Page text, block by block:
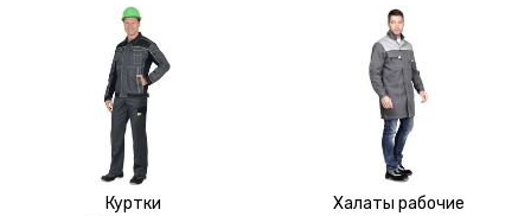
Куртки Халаты рабочие